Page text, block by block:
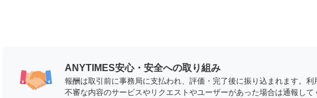
ANYTIMES安心・安全への取り組み
報酬は取引前に事務局に支払われ、評価・完了後に振り込まれます。
不審な内容のサービスやリクエストやユーザーがあった場合は通報して